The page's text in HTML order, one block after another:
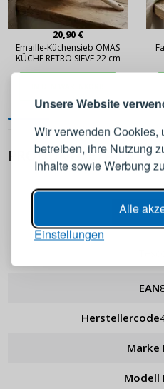
Unsere Website
Wir verwenden Cookies,
betreiben, ihre Nutzung
Inhalte sowie Werbung
Alle
Einstellungen
20,90 €
Emaille-Küchensieb OMAS
KÜCHE RETRO SIEVE 22 cm
PRODUKTDETAILS
EAN
Herstellercode
Marke
Modell
ANMELDEN
Melden Sie
E-Mail-Adresse